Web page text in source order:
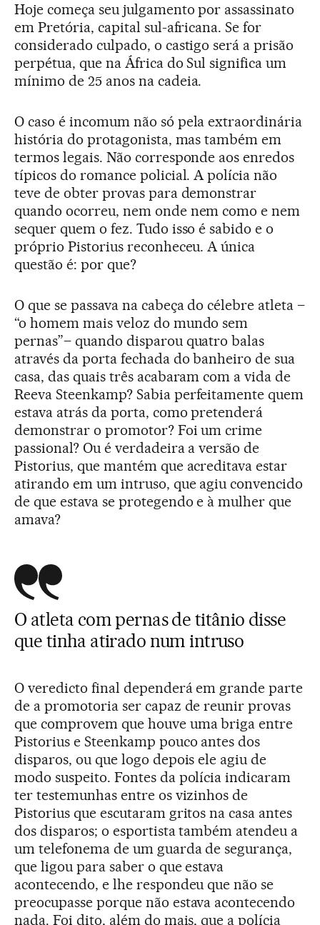
Hoje começa seu julgamento por assassinato
em Pretória, capital sul-africana. Se for
considerado culpado, o castigo será a prisão
perpétua, que na África do Sul significa um
mínimo de 25 anos na cadeia.
O caso é incomum não só pela extraordinária
história do protagonista, mas também em
termos legais. Não corresponde aos enredos
típicos do romance policial. A polícia não
teve de obter provas para demonstrar
quando ocorreu, nem onde nem como e nem
sequer quem o fez. Tudo isso é sabido e o
próprio Pistorius reconheceu. A única
questão é: por que?
O que se passava na cabeça do célebre atleta –
“o homem mais veloz do mundo sem
pernas”– quando disparou quatro balas
através da porta fechada do banheiro de sua
casa, das quais três acabaram com a vida de
Reeva Steenkamp? Sabia perfeitamente quem
estava atrás da porta, como pretenderá
demonstrar o promotor? Foi um crime
passional? Ou é verdadeira a versão de
Pistorius, que mantém que acreditava estar
atirando em um intruso, que agiu convencido
de que estava se protegendo e à mulher que
amava?
O atleta com pernas de titânio disse
que tinha atirado num intruso
O veredicto final dependerá em grande parte
de a promotoria ser capaz de reunir provas
que comprovem que houve uma briga entre
Pistorius e Steenkamp pouco antes dos
disparos, ou que logo depois ele agiu de
modo suspeito. Fontes da polícia indicaram
ter testemunhas entre os vizinhos de
Pistorius que escutaram gritos na casa antes
dos disparos; o esportista também atendeu a
um telefonema de um guarda de segurança,
que ligou para saber o que estava
acontecendo, e lhe respondeu que não se
preocupasse porque não estava acontecendo
nada. Foi dito, além do mais, que a polícia